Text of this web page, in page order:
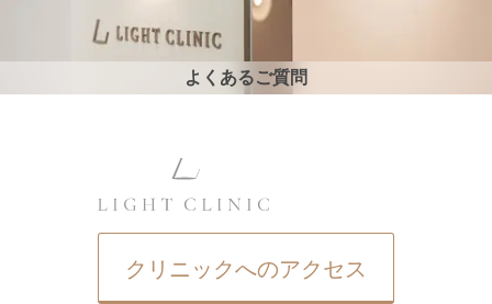
よくあるご質問
クリニックへのアクセス